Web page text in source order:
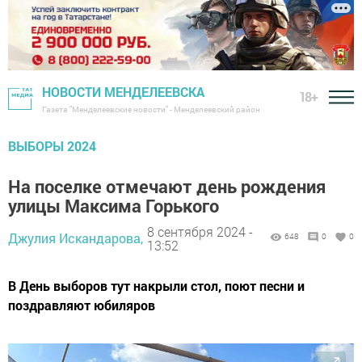
НОВОСТИ МЕНДЕЛЕЕВСКА
Газета "Менделеевские новости" - Менделеевский район
18+
ВЫБОРЫ 2024
На поселке отмечают день рождения
улицы Максима Горького
Джулия Искандарова, 8 сентября 2024 -
13:52
648 0 0
В День выборов тут накрыли стол, поют песни и
поздравляют юбиляров